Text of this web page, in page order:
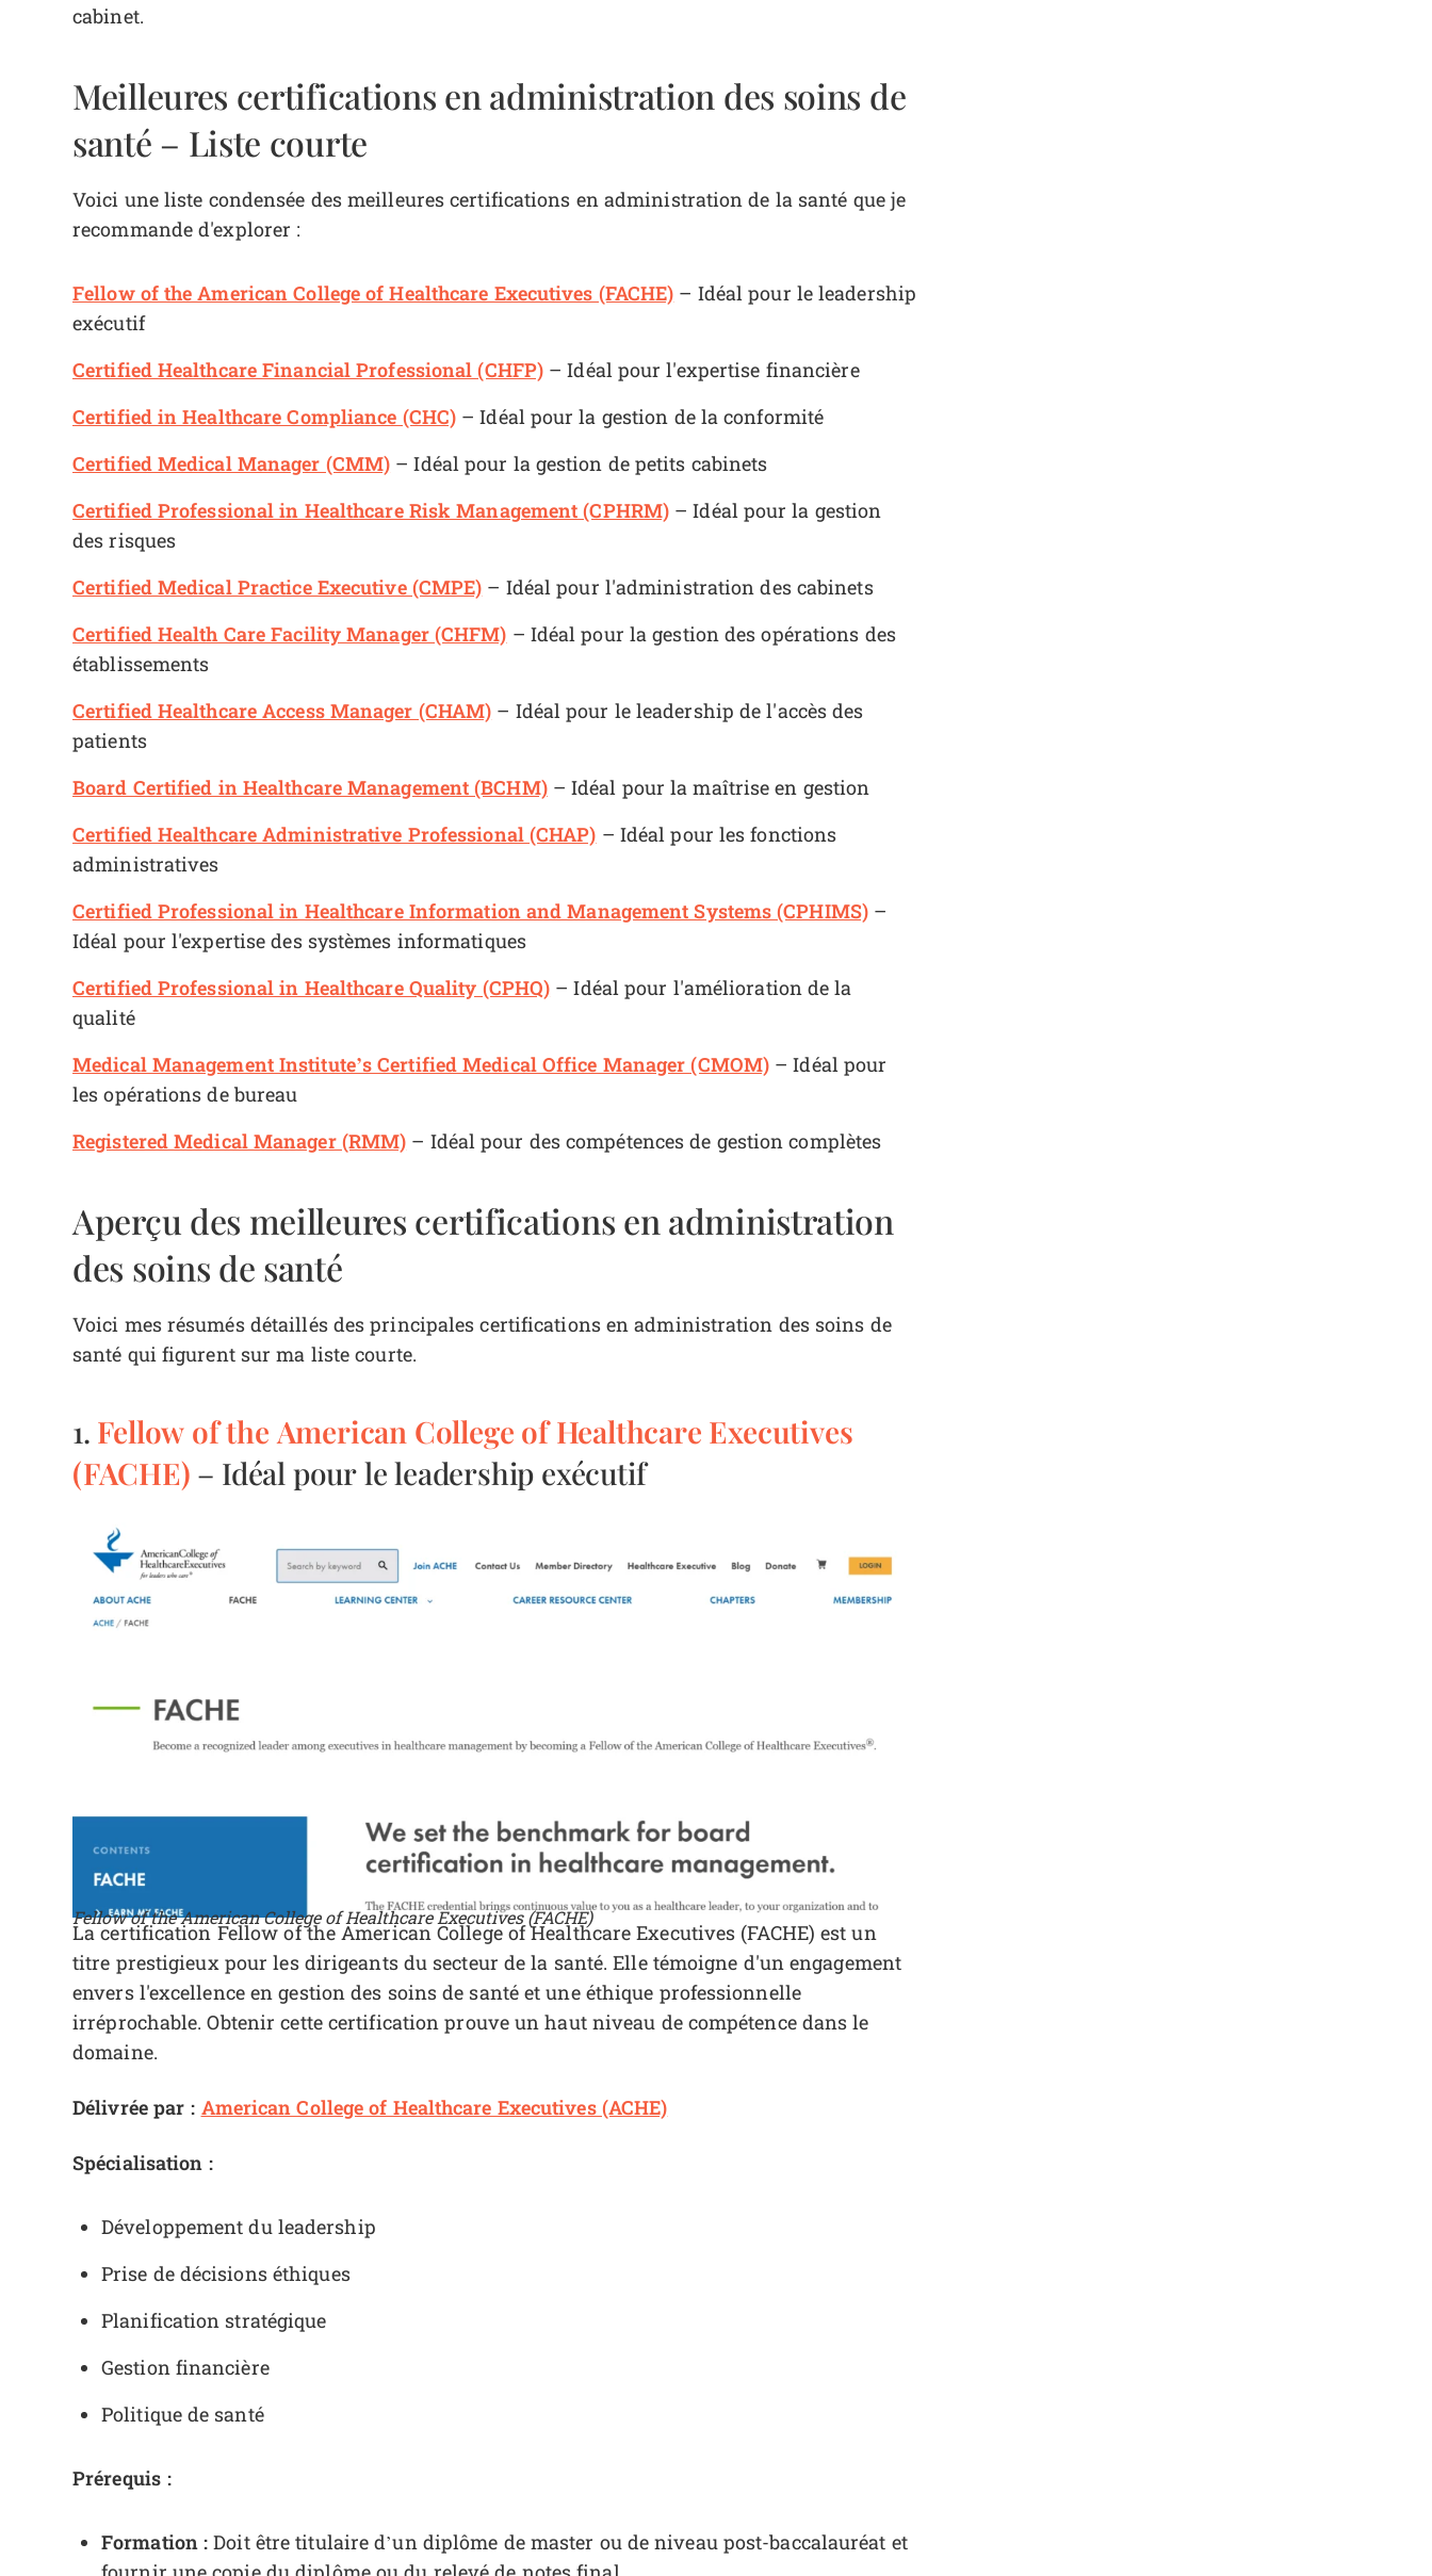
cabinet.
Meilleures certifications en administration des soins de
santé – Liste courte
Voici une liste condensée des meilleures certifications en administration de la santé que je
recommande d'explorer :
Fellow of the American College of Healthcare Executives (FACHE) – Idéal pour le leadership
exécutif
Certified Healthcare Financial Professional (CHFP) – Idéal pour l'expertise financière
Certified in Healthcare Compliance (CHC) – Idéal pour la gestion de la conformité
Certified Medical Manager (CMM) – Idéal pour la gestion de petits cabinets
Certified Professional in Healthcare Risk Management (CPHRM) – Idéal pour la gestion
des risques
Certified Medical Practice Executive (CMPE) – Idéal pour l'administration des cabinets
Certified Health Care Facility Manager (CHFM) – Idéal pour la gestion des opérations des
établissements
Certified Healthcare Access Manager (CHAM) – Idéal pour le leadership de l'accès des
patients
Board Certified in Healthcare Management (BCHM)– Idéal pour la maîtrise en gestion
Certified Healthcare Administrative Professional (CHAP) – Idéal pour les fonctions
administratives
Certified Professional in Healthcare Information and Management Systems (CPHIMS) –
Idéal pour l'expertise des systèmes informatiques
Certified Professional in Healthcare Quality (CPHQ) – Idéal pour l'amélioration de la
qualité
Medical Management Institute’s Certified Medical Office Manager (CMOM) – Idéal pour
les opérations de bureau
Registered Medical Manager (RMM) – Idéal pour des compétences de gestion complètes
Aperçu des meilleures certifications en administration
des soins de santé
Voici mes résumés détaillés des principales certifications en administration des soins de
santé qui figurent sur ma liste courte.
1. Fellow of the American College of Healthcare Executives
(FACHE) – Idéal pour le leadership exécutif
Fellow of the American College of Healthcare Executives (FACHE)
La certification Fellow of the American College of Healthcare Executives (FACHE) est un
titre prestigieux pour les dirigeants du secteur de la santé. Elle témoigne d'un engagement
envers l'excellence en gestion des soins de santé et une éthique professionnelle
irréprochable. Obtenir cette certification prouve un haut niveau de compétence dans le
domaine.
Délivrée par : American College of Healthcare Executives (ACHE)
Spécialisation :
Développement du leadership
Prise de décisions éthiques
Planification stratégique
Gestion financière
Politique de santé
Prérequis :
Formation : Doit être titulaire d’un diplôme de master ou de niveau post-baccalauréat et